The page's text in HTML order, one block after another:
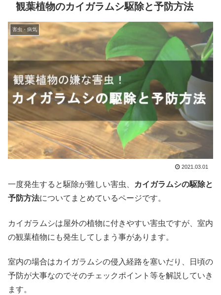
観葉植物のカイガラムシ駆除と予防方法
害虫・病気
2021.03.01
一度発生すると駆除が難しい害虫、 カイガラムシの駆除と
予防方法についてまとめているページです。
カイガラムシは屋外の植物に付きやすい害虫ですが、室内
の観葉植物にも発生してしまう事があります。
室内の場合はカイガラムシの侵入経路を塞いだり、日頃の
予防が大事なのでそのチェックポイント等を解説していき
ます。